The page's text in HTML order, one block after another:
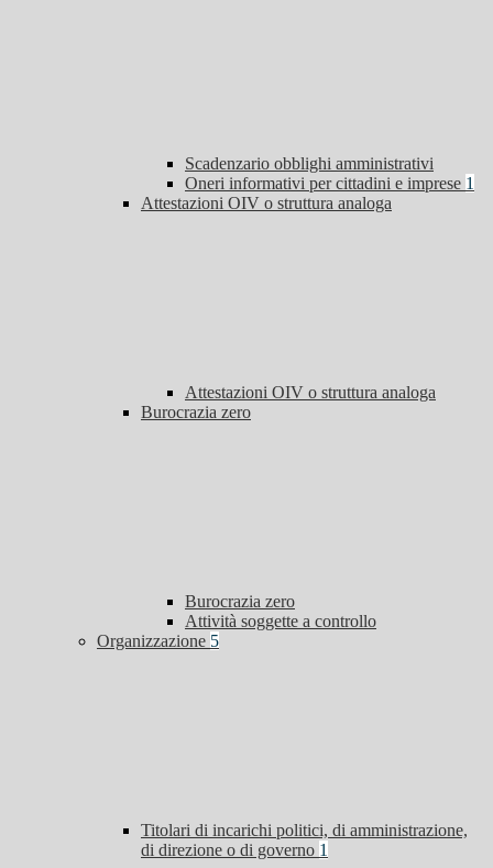
Scadenzario obblighi amministrativi
Oneri informativi per cittadini e imprese 1
Attestazioni OIV o struttura analoga
Attestazioni OIV o struttura analoga
Burocrazia zero
Burocrazia zero
Attività soggette a controllo
Organizzazione 5
Titolari di incarichi politici, di amministrazione,
di direzione o di governo 1